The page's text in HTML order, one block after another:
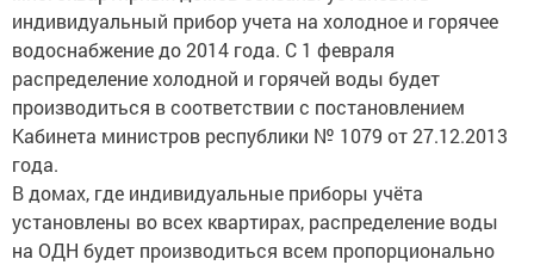
индивидуальный прибор учета на холодное и горячее
водоснабжение до 2014 года. С 1 февраля
распределение холодной и горячей воды будет
производиться в соответствии с постановлением
Кабинета министров республики № 1079 от 27.12.2013
года.
В домах, где индивидуальные приборы учёта
установлены во всех квартирах, распределение воды
на ОДН будет производиться всем пропорционально